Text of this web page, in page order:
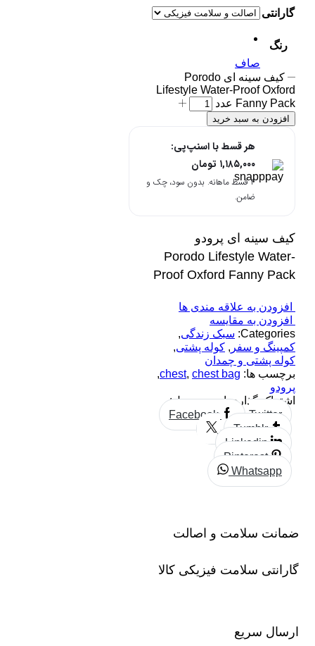
گارانتی
رنگ
صاف
کیف سینه ای Porodo
Lifestyle Water-Proof Oxford
Fanny Pack عدد
افزودن به سبد خرید
هر قسط با اسنپ‌پی:
۱,۱۸۵,۰۰۰ تومان
۴ قسط ماهانه. بدون سود، چک و
ضامن.
کیف سینه ای پرودو
Porodo Lifestyle Water-
Proof Oxford Fanny Pack
افزودن به علاقه مندی ها
افزودن به مقایسه
Categories: سبک زندگی,
کمپینگ و سفر , کوله پشتی,
کوله پشتی و چمدان
برچسب ها:
chest, chest bag
,
پرودو
اشتراک گذاری این محصول:
Facebook
Twitter
Tumblr
Linkedin
Pinterest
Whatsapp
ضمانت سلامت و اصالت
گارانتی سلامت فیزیکی کالا
ارسال سریع